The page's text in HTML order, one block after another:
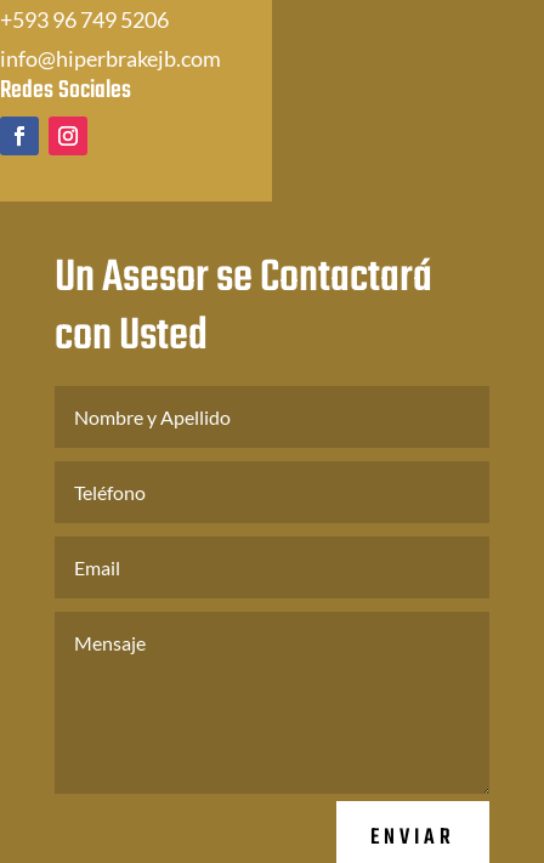
+593 96 749 5206
info@hiperbrakejb.com
Redes Sociales
Un Asesor se Contactará
con Usted
ENVIAR